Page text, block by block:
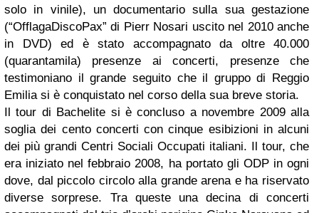
solo in vinile), un documentario sulla sua gestazione
(“OfflagaDiscoPax” di Pierr Nosari uscito nel 2010 anche
in DVD) ed è stato accompagnato da oltre 40.000
(quarantamila) presenze ai concerti, presenze che
testimoniano il grande seguito che il gruppo di Reggio
Emilia si è conquistato nel corso della sua breve storia.
Il tour di Bachelite si è concluso a novembre 2009 alla
soglia dei cento concerti con cinque esibizioni in alcuni
dei più grandi Centri Sociali Occupati italiani. Il tour, che
era iniziato nel febbraio 2008, ha portato gli ODP in ogni
dove, dal piccolo circolo alla grande arena e ha riservato
diverse sorprese. Tra queste una decina di concerti